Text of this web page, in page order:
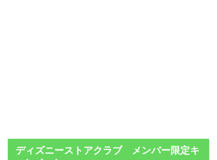
ディズニーストアクラブ メンバー限定キ